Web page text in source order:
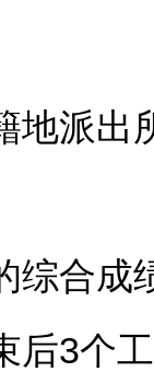
派出
合成
后3个